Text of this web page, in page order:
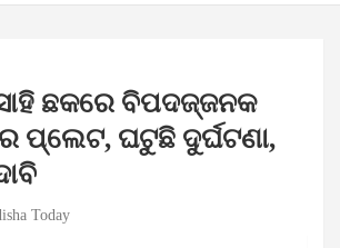
ଛକରେ ବିପଦଜ୍ଜନକ
ପ୍ଲେଟ, ଘଟୁଛି ଦୁର୍ଘଟଣା,
Today